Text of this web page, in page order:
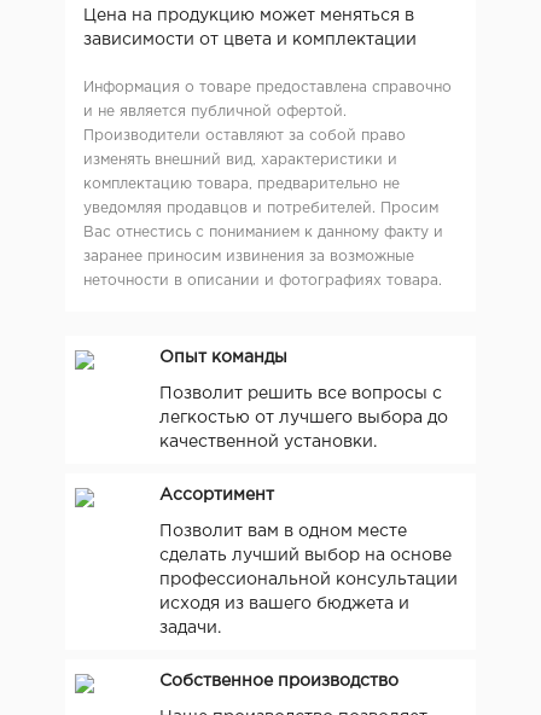
Цена на продукцию может меняться в
зависимости от цвета и комплектации
Информация о товаре предоставлена справочно
и не является публичной офертой.
Производители оставляют за собой право
изменять внешний вид, характеристики и
комплектацию товара, предварительно не
уведомляя продавцов и потребителей. Просим
Вас отнестись с пониманием к данному факту и
заранее приносим извинения за возможные
неточности в описании и фотографиях товара.
Опыт команды
Позволит решить все вопросы с
легкостью от лучшего выбора до
качественной установки.
Ассортимент
Позволит вам в одном месте
сделать лучший выбор на основе
профессиональной консультации
исходя из вашего бюджета и
задачи.
Собственное производство